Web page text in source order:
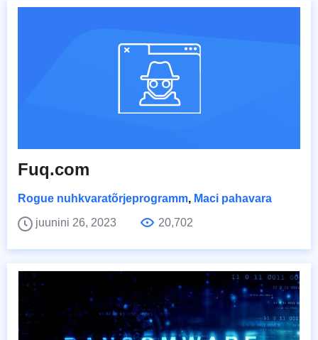
Fuq.com
Rogue nuhkvaratõrjeprogramm, Maci pahavara
juunini 26, 2023
20,702